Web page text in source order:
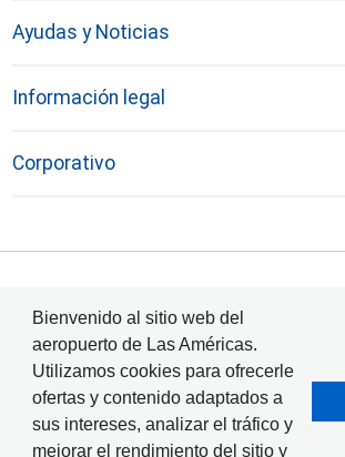
Ayudas y Noticias
Información legal
Corporativo
Bienvenido al sitio web del
aeropuerto de Las Américas.
Utilizamos cookies para ofrecerle
ofertas y contenido adaptados a
sus intereses, analizar el tráfico y
mejorar el rendimiento del sitio y